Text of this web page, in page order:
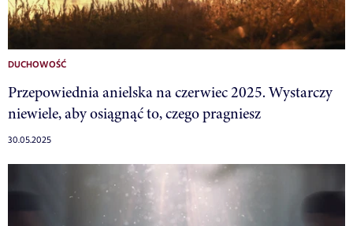
DUCHOWOŚĆ
Przepowiednia anielska na czerwiec 2025. Wystarczy
niewiele, aby osiągnąć to, czego pragniesz
30.05.2025